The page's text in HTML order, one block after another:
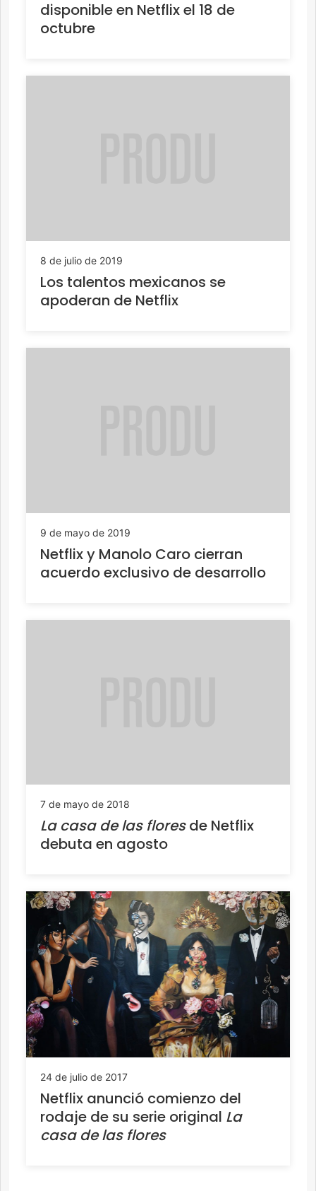
disponible en Netflix el 18 de
octubre
8 de julio de 2019
Los talentos mexicanos se
apoderan de Netflix
9 de mayo de 2019
Netflix y Manolo Caro cierran
acuerdo exclusivo de desarrollo
7 de mayo de 2018
La casa de las floresde Netflix
debuta en agosto
24 de julio de 2017
Netflix anunció comienzo del
rodaje de su serie original La
casa de las flores